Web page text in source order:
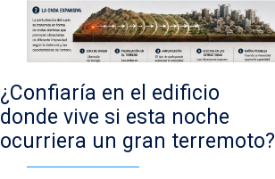
¿Confiaría en el edificio
donde vive si esta noche
ocurriera un gran terremoto?